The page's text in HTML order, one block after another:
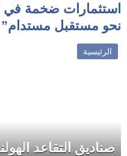
استثمارات ضخمة في
نحو مستقبل مستدام”
الرئيسية
صناديق التقاعد